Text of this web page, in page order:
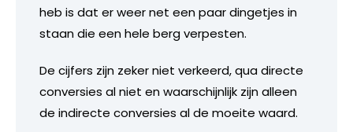
heb is dat er weer net een paar dingetjes in
staan die een hele berg verpesten.
De cijfers zijn zeker niet verkeerd, qua directe
conversies al niet en waarschijnlijk zijn alleen
de indirecte conversies al de moeite waard.